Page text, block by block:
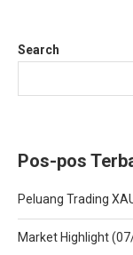
Search
Pos-pos
Peluang Trading
Market Highlight